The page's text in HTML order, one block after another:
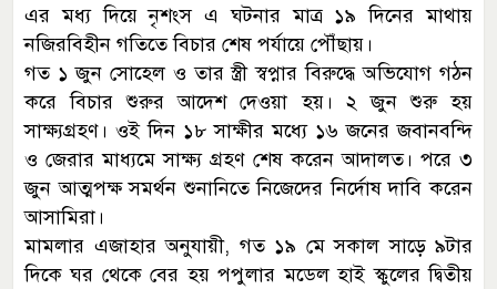
এর মধ্য দিয়ে নৃশংস এ ঘটনার মাত্র ১৯ দিনের মাথায়
নজিরবিহীন গতিতে বিচার শেষ পর্যায়ে পৌঁছায়।
গত ১ জুন সোহেল ও তার স্ত্রী স্বপ্নার বিরুদ্ধে অভিযোগ গঠন
করে বিচার শুরুর আদেশ দেওয়া হয়। ২ জুন শুরু হয়
সাক্ষ্যগ্রহণ। ওই দিন ১৮ সাক্ষীর মধ্যে ১৬ জনের জবানবন্দি
ও জেরার মাধ্যমে সাক্ষ্য গ্রহণ শেষ করেন আদালত। পরে ৩
জুন আত্মপক্ষ সমর্থন শুনানিতে নিজেদের নির্দোষ দাবি করেন
আসামিরা।
মামলার এজাহার অনুযায়ী, গত ১৯ মে সকাল সাড়ে ৯টার
দিকে ঘর থেকে বের হয় পপুলার মডেল হাই স্কুলের দ্বিতীয়